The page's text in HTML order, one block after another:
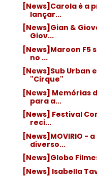
[News]Carola é a
lançar...
[News]Gian &
Giov...
[News]Maroon F5
no ...
[News]Sub Urban
"Cirque"
[News] Memórias
para a...
[News] Festival
reci...
[News]MOVIRIO -
diverso...
[News]Globo
[News] Isabella